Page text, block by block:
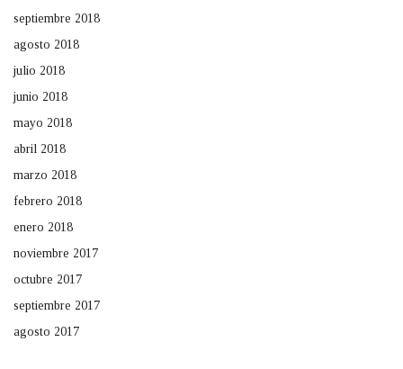
septiembre 2018
agosto 2018
julio 2018
junio 2018
mayo 2018
abril 2018
marzo 2018
febrero 2018
enero 2018
noviembre 2017
octubre 2017
septiembre 2017
agosto 2017